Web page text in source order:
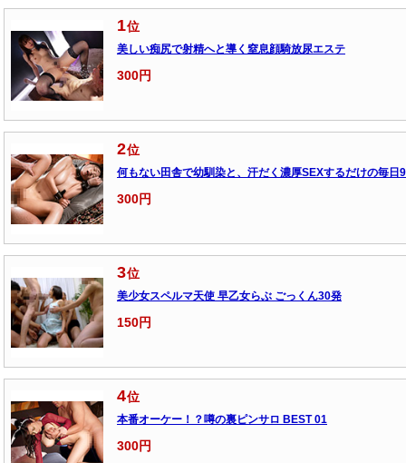
1位
美しい痴尻で射精へと導く窒息顔騎放尿エステ
300円
2位
何もない田舎で幼馴染と、汗だく濃厚SEXするだけの毎日9
300円
3位
美少女スペルマ天使 早乙女らぶ ごっくん30発
150円
4位
本番オーケー！？噂の裏ピンサロ BEST 01
300円